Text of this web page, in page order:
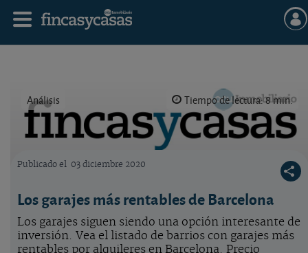
Análisis Tiempo de lectura: 8 min.
Publicado el 03 diciembre 2020
Los garajes más rentables de Barcelona
Los garajes siguen siendo una opción interesante de
inversión. Vea el listado de barrios con garajes más
rentables por alquileres en Barcelona. Precio